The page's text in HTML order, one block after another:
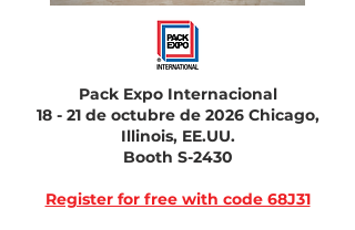
Pack Expo Internacional
18 - 21 de octubre de 2026 Chicago,
Illinois, EE.UU.
Booth S-2430
Register for free with code 68J31